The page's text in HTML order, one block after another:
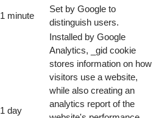
1 minute
Set by Google to
distinguish users.
1 day
Installed by Google
Analytics, _gid cookie
stores information on how
visitors use a website,
while also creating an
analytics report of the